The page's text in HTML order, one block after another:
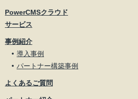
PowerCMSクラウド
サービス
事例紹介
導入事例
パートナー構築事例
よくあるご質問